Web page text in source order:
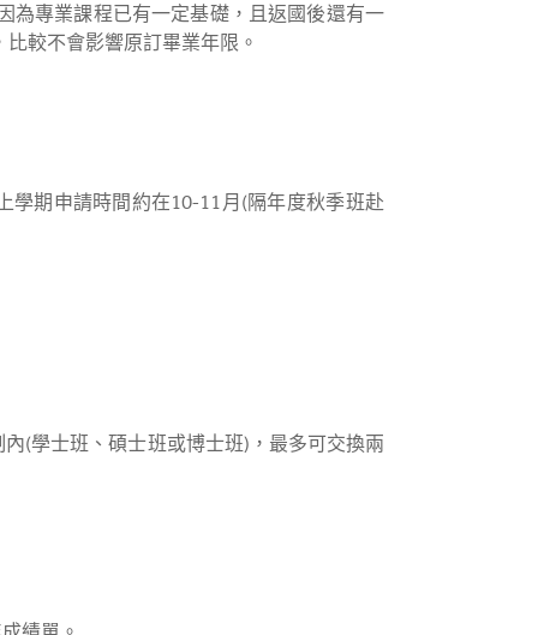
為專業課程已有一定基礎，且返國後還有一
較不會影響原訂畢業年限。
學期申請時間約在10-11月(隔年度秋季班赴
(學士班、碩士班或博士班)，最多可交換兩